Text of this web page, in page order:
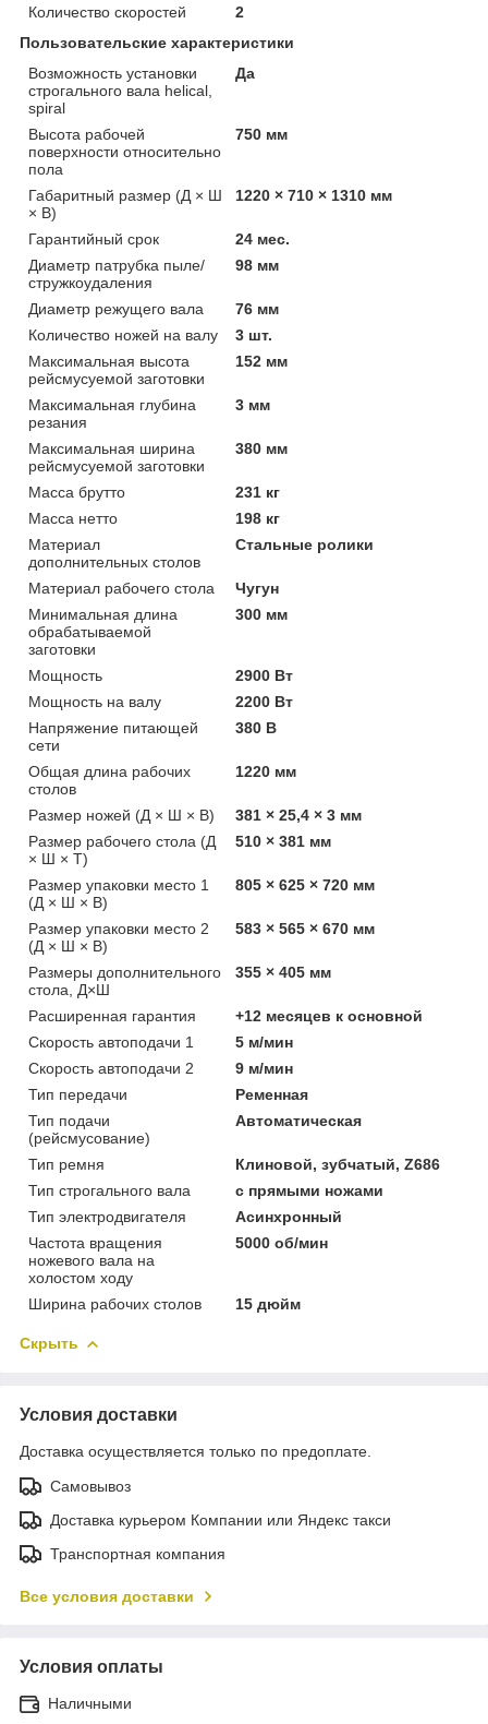
Количество скоростей
2
Пользовательские характеристики
Возможность установки
строгального вала helical,
spiral
Да
Высота рабочей
поверхности относительно
пола
750 мм
Габаритный размер (Д × Ш
× В)
1220 × 710 × 1310 мм
Гарантийный срок
24 мес.
Диаметр патрубка пыле/
стружкоудаления
98 мм
Диаметр режущего вала
76 мм
Количество ножей на валу
3 шт.
Максимальная высота
рейсмусуемой заготовки
152 мм
Максимальная глубина
резания
3 мм
Максимальная ширина
рейсмусуемой заготовки
380 мм
Масса брутто
231 кг
Масса нетто
198 кг
Материал
дополнительных столов
Стальные ролики
Материал рабочего стола
Чугун
Минимальная длина
обрабатываемой
заготовки
300 мм
Мощность
2900 Вт
Мощность на валу
2200 Вт
Напряжение питающей
сети
380 В
Общая длина рабочих
столов
1220 мм
Размер ножей (Д × Ш × В)
381 × 25,4 × 3 мм
Размер рабочего стола (Д
× Ш × Т)
510 × 381 мм
Размер упаковки место 1
(Д × Ш × В)
805 × 625 × 720 мм
Размер упаковки место 2
(Д × Ш × В)
583 × 565 × 670 мм
Размеры дополнительного
стола, Д×Ш
355 × 405 мм
Расширенная гарантия
+12 месяцев к основной
Скорость автоподачи 1
5 м/мин
Скорость автоподачи 2
9 м/мин
Тип передачи
Ременная
Тип подачи
(рейсмусование)
Автоматическая
Тип ремня
Клиновой, зубчатый, Z686
Тип строгального вала
с прямыми ножами
Тип электродвигателя
Асинхронный
Частота вращения
ножевого вала на
холостом ходу
5000 об/мин
Ширина рабочих столов 15 дюйм
Скрыть
Условия доставки
Доставка осуществляется только по предоплате.
Самовывоз
Доставка курьером Компании или Яндекс такси
Транспортная компания
Все условия доставки
Условия оплаты
Наличными